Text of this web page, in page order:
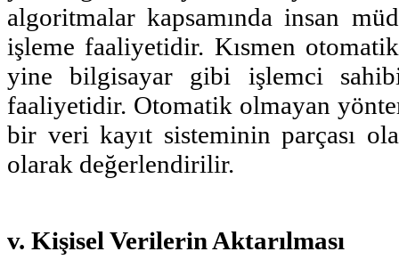
algoritmalar kapsamında insan
işleme faaliyetidir. Kısmen
yine bilgisayar gibi işlemci
faaliyetidir. Otomatik olmayan
bir veri kayıt sisteminin parçası
olarak değerlendirilir.
v. Kişisel Verilerin Aktarılması